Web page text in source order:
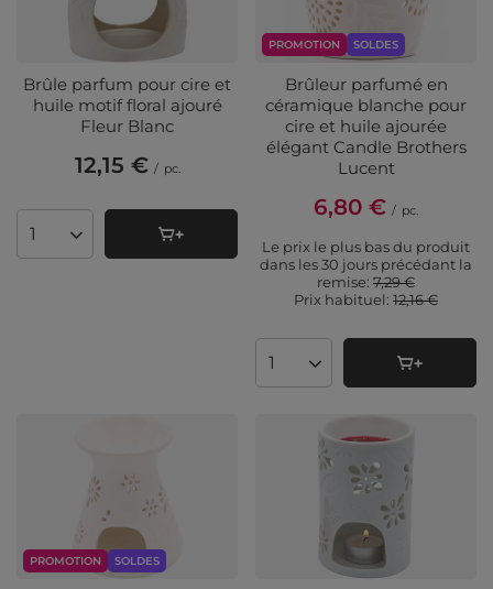
Brûle parfum pour cire et
huile motif floral ajouré
Fleur Blanc
12,15 € / pc.
Quantité de produits
PROMOTION SOLDES
Brûleur parfumé en
céramique blanche pour
cire et huile ajourée
élégant Candle Brothers
Lucent
6,80 € / pc.
Le prix le plus bas du produit
dans les 30 jours précédant la
remise: 7,29 €
Prix ​​habituel: 12,16 €
Quantité de produits
PROMOTION SOLDES